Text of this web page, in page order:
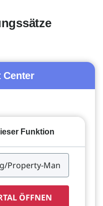
Center
Funktion
ÖFFNEN